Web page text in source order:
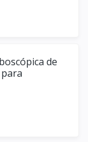
de